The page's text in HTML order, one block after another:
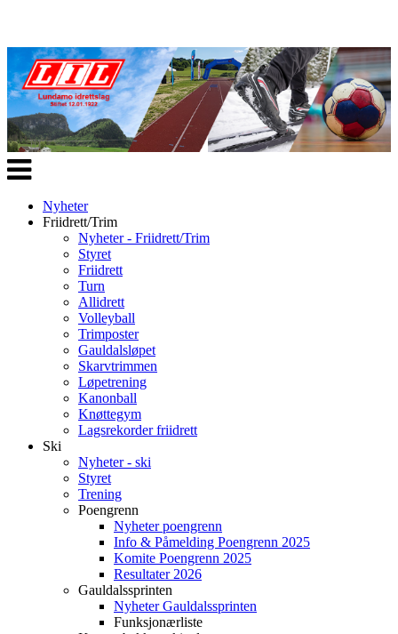
Veksle
navigasjon
Nyheter
Friidrett/Trim
Nyheter - Friidrett/Trim
Styret
Friidrett
Turn
Allidrett
Volleyball
Trimposter
Gauldalsløpet
Skarvtrimmen
Løpetrening
Kanonball
Knøttegym
Lagsrekorder friidrett
Ski
Nyheter - ski
Styret
Trening
Poengrenn
Nyheter poengrenn
Info & Påmelding Poengrenn 2025
Komite Poengrenn 2025
Resultater 2026
Gauldalssprinten
Nyheter Gauldalssprinten
Funksjonærliste